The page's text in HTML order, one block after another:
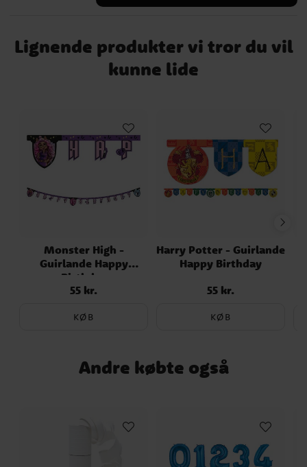
hensyn til både miljø og mennesker.
Diameteren er ca. 23 cm.
Lignende produkter vi tror du vil
kunne lide
Monster High -
Guirlande Happy
Birthday
Pris: 55 kr.
55 kr.
KØB
Harry Potter - Guirlande
Happy Birthday
Pris: 55 kr.
55 kr.
KØB
Andre købte også